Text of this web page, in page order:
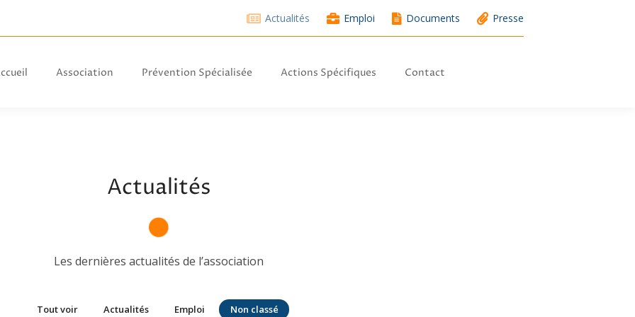
Actualités Emploi Documents Presse
Association Prévention Spécialisée Actions Spécifiques Contact
Actualités
Les dernières actualités de l’association
Tout voir Actualités Emploi Non classé
Actions Spécifiques Contact